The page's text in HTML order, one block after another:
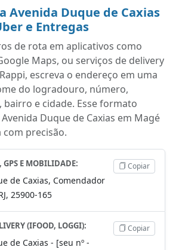
Avenida Duque de Caxias
e Entregas
de rota em aplicativos como
Maps, ou serviços de delivery
escreva o endereço em uma
do logradouro, número,
e cidade. Esse formato
Duque de Caxias em Magé
com precisão.
GPS E MOBILIDADE:
de Caxias, Comendador
25900-165
Copiar
(IFOOD, LOGGI):
de Caxias - [seu nº -
Copiar